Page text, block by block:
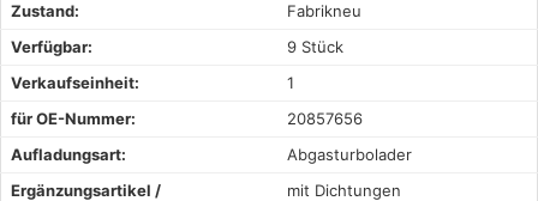
Zustand:
Fabrikneu
Verfügbar:
9 Stück
Verkaufseinheit:
1
für OE-Nummer:
20857656
Aufladungsart:
Abgasturbolader
Ergänzungsartikel /
mit Dichtungen